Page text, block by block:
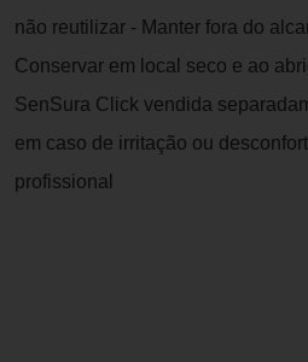
não reutilizar - Manter fora do
Conservar em local seco e ao
SenSura Click vendida
em caso de irritação ou
profissional